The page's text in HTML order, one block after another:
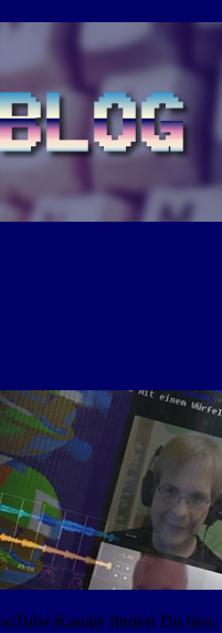
Kanäle findest Du